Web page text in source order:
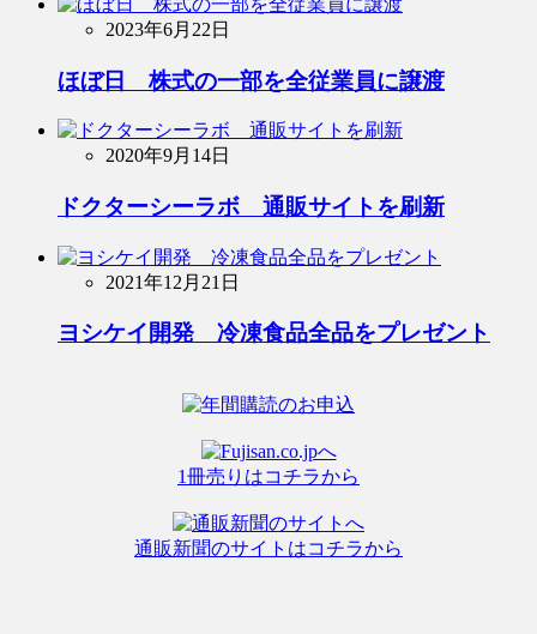
2023年6月22日
ほぼ日 株式の一部を全従業員に譲渡
2020年9月14日
ドクターシーラボ 通販サイトを刷新
2021年12月21日
ヨシケイ開発 冷凍食品全品をプレゼント
1冊売りはコチラから
通販新聞のサイトはコチラから